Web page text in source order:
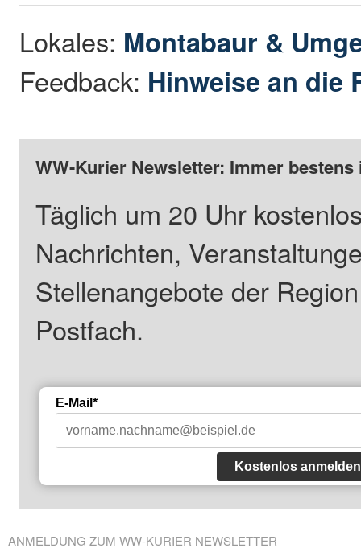
Lokales: Montabaur &
Feedback: Hinweise an die
WW-Kurier Newsletter: Immer
Täglich um 20 Uhr
Nachrichten,
Stellenangebote der
Postfach.
E-Mail*
Kostenlos anmelden
ANMELDUNG ZUM WW-KURIER NEWSLETTER